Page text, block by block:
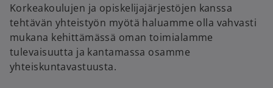
Korkeakoulujen ja opiskelijajärjestöjen kanssa
tehtävän yhteistyön myötä haluamme olla vahvasti
mukana kehittämässä oman toimialamme
tulevaisuutta ja kantamassa osamme
yhteiskuntavastuusta.